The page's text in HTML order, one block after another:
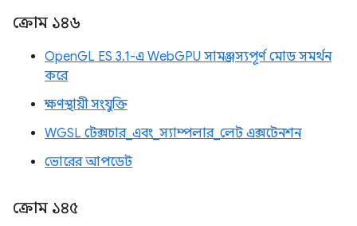
ক্রোম ১৪৬
OpenGL ES 3.1-এ WebGPU সামঞ্জস্যপূর্ণ মোড সমর্থন
করে
ক্ষণস্থায়ী সংযুক্তি
WGSL টেক্সচার_এবং_স্যাম্পলার_লেট এক্সটেনশন
ভোরের আপডেট
ক্রোম ১৪৫